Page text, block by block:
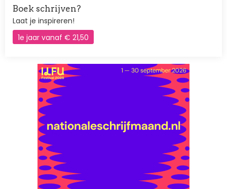
Boek schrijven?
Laat je inspireren!
1e jaar vanaf € 21,50